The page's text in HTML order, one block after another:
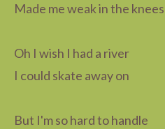
Made me weak in the knees
Oh I wish I had a river
I could skate away on
But I'm so hard to handle